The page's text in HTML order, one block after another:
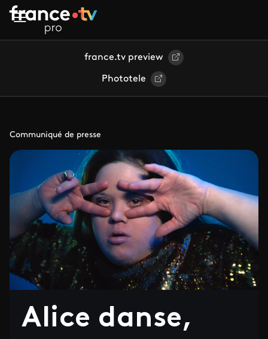
Aller au contenu principal
france.tv preview
Phototele
Communiqué de presse
Alice danse,